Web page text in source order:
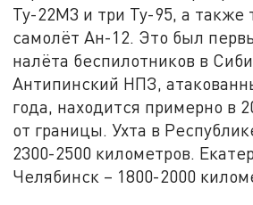
Ту-22М3 и три Ту-95, а также
самолёт Ан-12. Это был
налёта беспилотников в
Антипинский НПЗ,
года, находится примерно в
от границы. Ухта в
2300-2500 километров.
Челябинск – 1800-2000